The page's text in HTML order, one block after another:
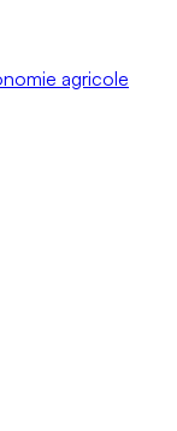
agricole